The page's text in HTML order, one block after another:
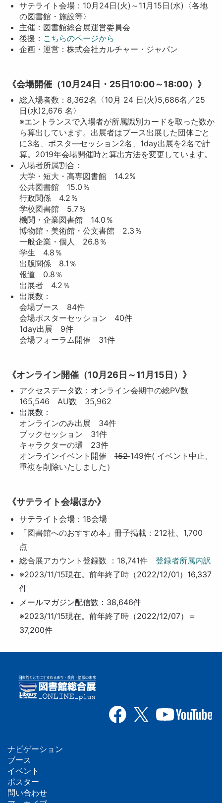
サテライト会場：10月24日(火)～11月15日(水)〈各地
の図書館・施設等〉
主催：図書館総合展運営委員会
後援： こちらのページから
企画・運営：株式会社カルチャー・ジャパン
《会場開催（10月24日・25日10:00～18:00）》
総入場者数：8,362名〈10月 24 日(火)5,686名／25
日(水)2,676 名〉
※エントランスで入場者が所属識別カードを取った数か
ら算出しています。出展者はブース出展した団体ごと
に3名、ポスタ―セッション2名、1day出展を2名で計
算。2019年会場開催時と算出方法を変更しています。
入場者所属割合：
大学・短大・高専図書館 14.2%
公共図書館 15.0％
行政関係 4.2％
学校図書館 5.7％
機関・企業図書館 14.0％
博物館・美術館・公文書館 2.3％
一般企業・個人 26.8％
学生 4.8％
出版関係 8.1％
報道 0.8％
出展者 4.2％
出展数：
会場ブース 84件
会場ポスターセッション 40件
1day出展 9件
会場フォーラム開催 31件
《オンライン開催（10月26日～11月15日）》
アクセスデータ数：オンライン会期中の総PV数
165,546 AU数 35,962
出展数：
オンラインのみ出展 34件
ブックセッション 31件
キャラクターの環 23件
オンラインイベント開催152149件( イベント中止、
重複を削除いたしました）
《サテライト会場ほか》
サテライト会場：18会場
「図書館へのおすすめ本」冊子掲載：212社、1,700
点
総合展アカウント登録数 ：18,741件 登録者所属内訳
※2023/11/15現在。前年終了時（2022/12/01） 16,337
件
メールマガジン配信数：38,646件
※2023/11/15現在。前年終了時（2022/12/07）＝
37,200件
フ
ッ
ナビゲーション
ブース
イベント
ポスター
問い合わせ